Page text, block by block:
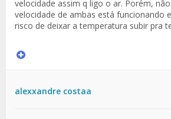
velocidade assim q ligo o ar. Porém,
velocidade de ambas está funcionando
risco de deixar a temperatura subir pra
alexxandre costaa